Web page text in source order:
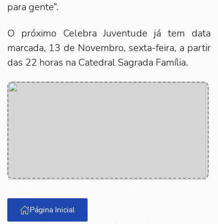
para gente”.
O próximo Celebra Juventude já tem data
marcada, 13 de Novembro, sexta-feira, a partir
das 22 horas na Catedral Sagrada Família.
Página Inicial